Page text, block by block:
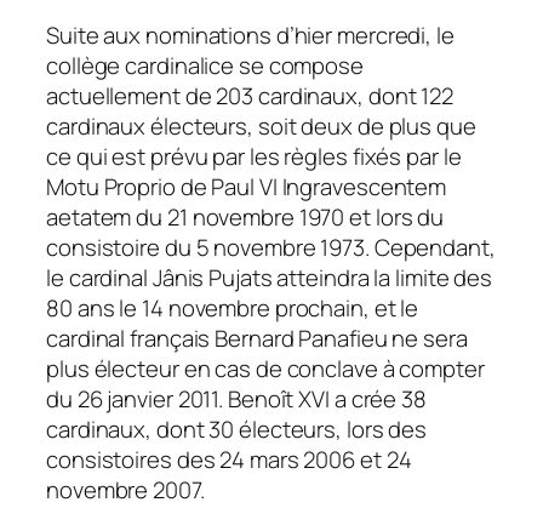
Suite aux nominations d’hier mercredi, le
collège cardinalice se compose
actuellement de 203 cardinaux, dont 122
cardinaux électeurs, soit deux de plus que
ce qui est prévu par les règles fixés par le
Motu Proprio de Paul VI Ingravescentem
aetatem du 21 novembre 1970 et lors du
consistoire du 5 novembre 1973. Cependant,
le cardinal Jânis Pujats atteindra la limite des
80 ans le 14 novembre prochain, et le
cardinal français Bernard Panafieu ne sera
plus électeur en cas de conclave à compter
du 26 janvier 2011. Benoît XVI a crée 38
cardinaux, dont 30 électeurs, lors des
consistoires des 24 mars 2006 et 24
novembre 2007.